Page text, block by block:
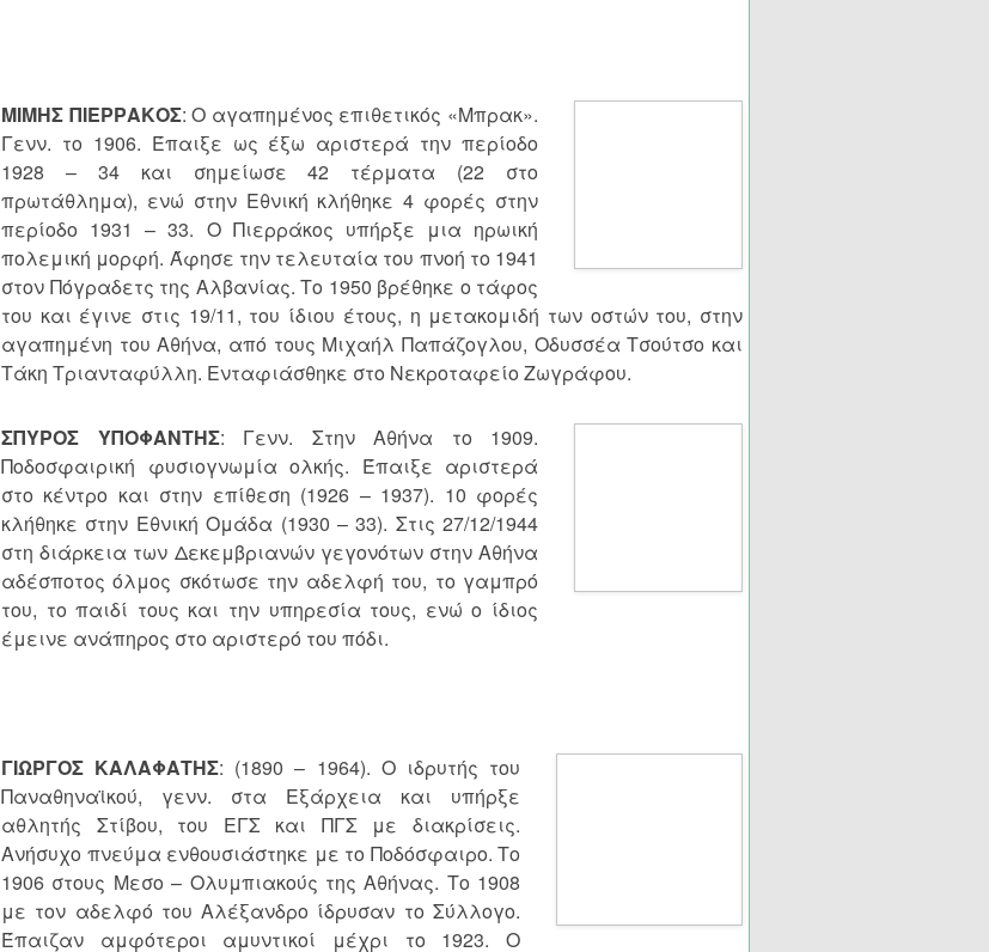
ΜΙΜΗΣ ΠΙΕΡΡΑΚΟΣ: Ο αγαπημένος επιθετικός «Μπρακ».
Γενν. το 1906. Έπαιξε ως έξω αριστερά την περίοδο
1928 – 34 και σημείωσε 42 τέρματα (22 στο
πρωτάθλημα), ενώ στην Εθνική κλήθηκε 4 φορές στην
περίοδο 1931 – 33. Ο Πιερράκος υπήρξε μια ηρωική
πολεμική μορφή. Άφησε την τελευταία του πνοή το 1941
στον Πόγραδετς της Αλβανίας. Το 1950 βρέθηκε ο τάφος
του και έγινε στις 19/11, του ίδιου έτους, η μετακομιδή των οστών του, στην
αγαπημένη του Αθήνα, από τους Μιχαήλ Παπάζογλου, Οδυσσέα Τσούτσο και
Τάκη Τριανταφύλλη. Ενταφιάσθηκε στο Νεκροταφείο Ζωγράφου.
ΣΠΥΡΟΣ ΥΠΟΦΑΝΤΗΣ: Γενν. Στην Αθήνα το 1909.
Ποδοσφαιρική φυσιογνωμία ολκής. Έπαιξε αριστερά
στο κέντρο και στην επίθεση (1926 – 1937). 10 φορές
κλήθηκε στην Εθνική Ομάδα (1930 – 33). Στις 27/12/1944
στη διάρκεια των Δεκεμβριανών γεγονότων στην Αθήνα
αδέσποτος όλμος σκότωσε την αδελφή του, το γαμπρό
του, το παιδί τους και την υπηρεσία τους, ενώ ο ίδιος
έμεινε ανάπηρος στο αριστερό του πόδι.
ΓΙΩΡΓΟΣ ΚΑΛΑΦΑΤΗΣ: (1890 – 1964). Ο ιδρυτής του
Παναθηναϊκού, γενν. στα Εξάρχεια και υπήρξε
αθλητής Στίβου, του ΕΓΣ και ΠΓΣ με διακρίσεις.
Ανήσυχο πνεύμα ενθουσιάστηκε με το Ποδόσφαιρο. Το
1906 στους Μεσο – Ολυμπιακούς της Αθήνας. Το 1908
με τον αδελφό του Αλέξανδρο ίδρυσαν το Σύλλογο.
Έπαιζαν αμφότεροι αμυντικοί μέχρι το 1923. Ο